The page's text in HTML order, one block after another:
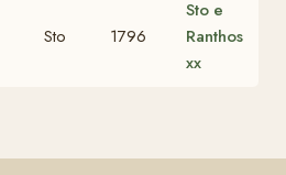
Sto 1796
Sto e
Ranthos
xx